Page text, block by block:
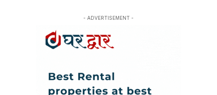
- ADVERTISEMENT -